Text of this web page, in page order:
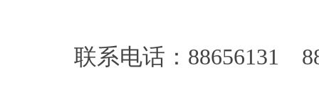
联系电话：88656131